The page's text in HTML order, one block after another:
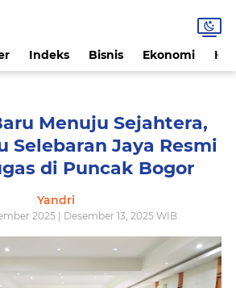
Indeks Bisnis Ekonomi
Menuju Sejahtera,
Selebaran Jaya Resmi
di Puncak Bogor
Yandri
2025 | Desember 13, 2025 WIB